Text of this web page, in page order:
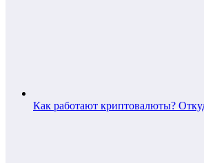
Как работают криптовалюты?